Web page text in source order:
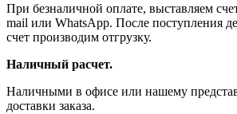
При безналичной оплате, выставляем
mail или WhatsApp. После поступления
счет производим отгрузку.
Наличный расчет.
Наличными в офисе или нашему
доставки заказа.